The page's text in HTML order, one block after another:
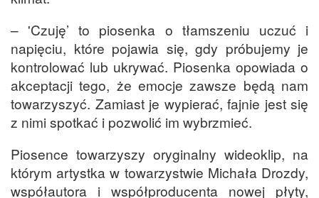
– 'Czuję’ to piosenka o tłamszeniu uczuć i
napięciu, które pojawia się, gdy próbujemy je
kontrolować lub ukrywać. Piosenka opowiada o
akceptacji tego, że emocje zawsze będą nam
towarzyszyć. Zamiast je wypierać, fajnie jest się
z nimi spotkać i pozwolić im wybrzmieć.
Piosence towarzyszy oryginalny wideoklip, na
którym artystka w towarzystwie Michała Drozdy,
współautora i współproducenta nowej płyty,